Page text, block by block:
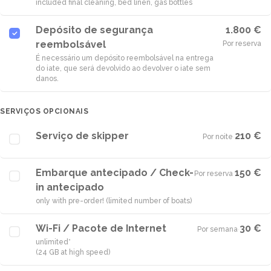
included final cleaning, bed linen, gas bottles
Depósito de segurança
reembolsável
É necessário um depósito reembolsável na entrega
do iate, que será devolvido ao devolver o iate sem
danos.
1.800 €
Por reserva
SERVIÇOS OPCIONAIS
Serviço de skipper Por noite·210 €
Embarque antecipado / Check-
in antecipado
only with pre-order! (limited number of boats)
Por reserva·150 €
Wi-Fi / Pacote de Internet
unlimited*
(24 GB at high speed)
Por semana·30 €